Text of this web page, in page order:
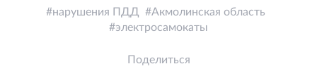
нарушения ПДД
Акмолинская область
электросамокаты
Поделиться